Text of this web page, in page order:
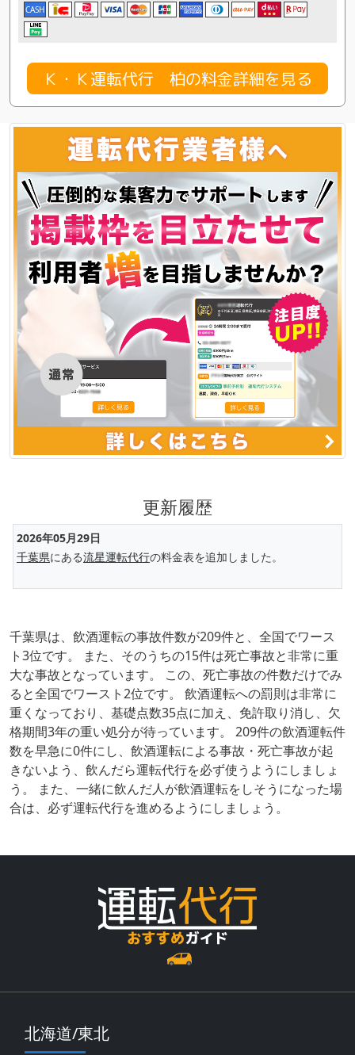
CASH
Ｋ・Ｋ運転代行 柏の料金詳細を見る
更新履歴
2026年05月29日
千葉県にある流星運転代行の料金表を追加しました。
千葉県は、飲酒運転の事故件数が209件と、全国でワース
ト3位です。 また、そのうちの15件は死亡事故と非常に重
大な事故となっています。 この、死亡事故の件数だけでみ
ると全国でワースト2位です。 飲酒運転への罰則は非常に
重くなっており、基礎点数35点に加え、免許取り消し、欠
格期間3年の重い処分が待っています。 209件の飲酒運転件
数を早急に0件にし、飲酒運転による事故・死亡事故が起
きないよう、飲んだら運転代行を必ず使うようにしましょ
う。 また、一緒に飲んだ人が飲酒運転をしそうになった場
合は、必ず運転代行を進めるようにしましょう。
北海道/東北